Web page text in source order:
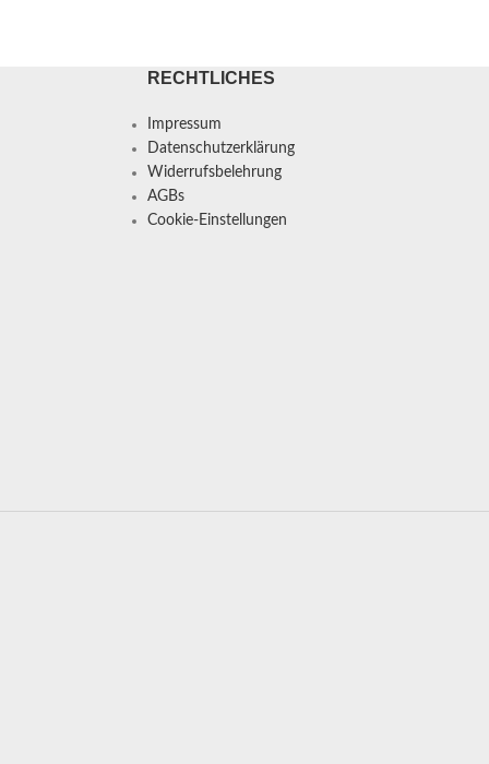
RECHTLICHES
Impressum
Datenschutzerklärung
Widerrufsbelehrung
AGBs
Cookie-Einstellungen